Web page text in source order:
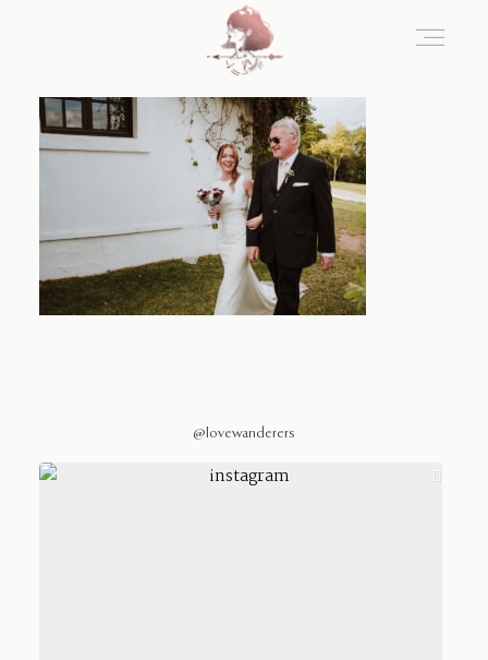
@lovewanderers
Home
Blog
Sobre Nosotros